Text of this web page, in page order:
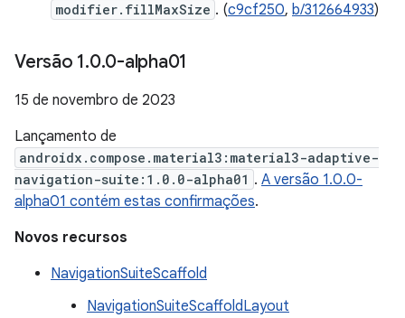
modifier.fillMaxSize . (c9cf250, b/312664933)
Versão 1.0.0-alpha01
15 de novembro de 2023
Lançamento de
androidx.compose.material3:material3-adaptive-
navigation-suite:1.0.0-alpha01 . A versão 1.0.0-
alpha01 contém estas confirmações.
Novos recursos
NavigationSuiteScaffold
NavigationSuiteScaffoldLayout